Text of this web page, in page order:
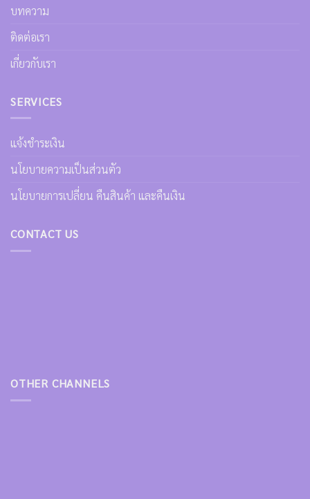
บทความ
ติดต่อเรา
เกี่ยวกับเรา
SERVICES
แจ้งชำระเงิน
นโยบายความเป็นส่วนตัว
นโยบายการเปลี่ยน คืนสินค้า และคืนเงิน
CONTACT US
OTHER CHANNELS